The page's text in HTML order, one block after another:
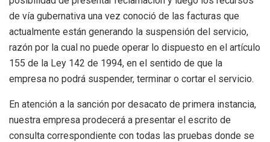
de vía gubernativa una vez conoció de las facturas que
actualmente están generando la suspensión del servicio,
razón por la cual no puede operar lo dispuesto en el artículo
155 de la Ley 142 de 1994, en el sentido de que la
empresa no podrá suspender, terminar o cortar el servicio.
En atención a la sanción por desacato de primera instancia,
nuestra empresa prodecerá a presentar el escrito de
consulta correspondiente con todas las pruebas donde se